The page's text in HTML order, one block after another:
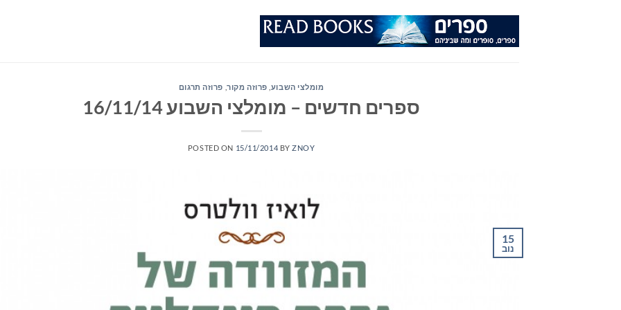
מומלצי השבוע פרוזה מקור, פרוזה תרגום
ספרים חדשים – מומלצי השבוע 16/11/14
POSTED ON 15/11/2014 BYZNOY
15
נוב